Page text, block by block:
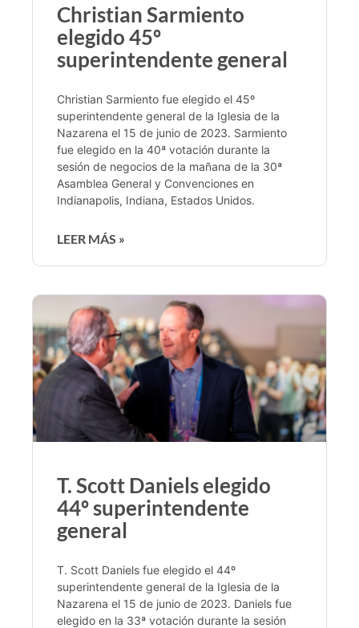
Christian Sarmiento
elegido 45º
superintendente general
Christian Sarmiento fue elegido el 45º
superintendente general de la Iglesia de la
Nazarena el 15 de junio de 2023. Sarmiento
fue elegido en la 40ª votación durante la
sesión de negocios de la mañana de la 30ª
Asamblea General y Convenciones en
Indianapolis, Indiana, Estados Unidos.
LEER MÁS »
T. Scott Daniels elegido
44º superintendente
general
T. Scott Daniels fue elegido el 44º
superintendente general de la Iglesia de la
Nazarena el 15 de junio de 2023. Daniels fue
elegido en la 33ª votación durante la sesión